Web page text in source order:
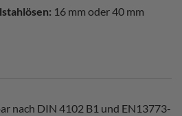
16 mm oder 40 mm
nach DIN 4102 B1 und EN13773-